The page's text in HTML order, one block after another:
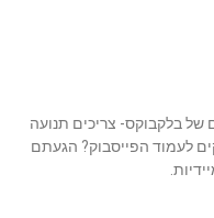
של בלקבוקס- צריכים תנועה
לעמוד הפייסבוק? הגעתם